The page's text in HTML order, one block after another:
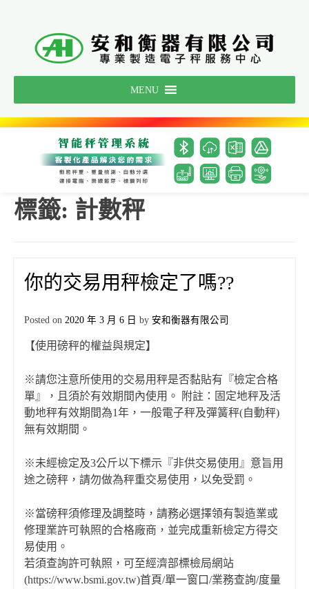
MENU
標籤: 計數秤
你的交易用秤檢定了嗎??
Posted on 2020 年 3 月 6 日 by 安和衡器有限公司
【使用磅秤的權益與規定】
※請您注意所使用的交易用秤是否黏貼有『檢定合格
單』，且須於有效期間內使用。 附註：固定地秤及活
動地秤有效期間為1年，一般電子秤及彈簧秤(自動秤)
無有效期間。
※未經檢定及3公斤以下標示『非供交易使用』意旨用
途之磅秤，請勿做為秤重交易使用，以免受罰。
※當磅秤須修理及調整時，請務必選擇領有製造業或
修理業許可執照的合格廠商，並完成重新檢定方得交
易使用。
若須查詢許可執照，可至經濟部標檢局網站
(https://www.bsmi.gov.tw)首頁/單一窗口/業務查詢/度量